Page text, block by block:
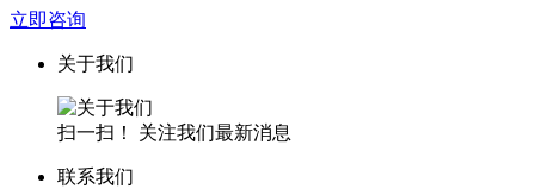
立即咨询
关于我们
扫一扫！ 关注我们最新消息
联系我们